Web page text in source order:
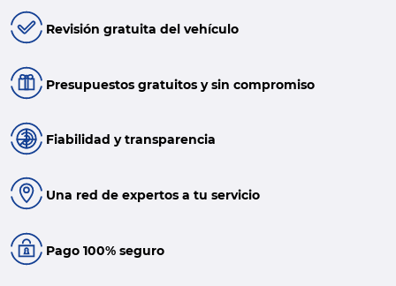
Revisión gratuita del vehículo
Presupuestos gratuitos y sin compromiso
Fiabilidad y transparencia
Una red de expertos a tu servicio
Pago 100% seguro